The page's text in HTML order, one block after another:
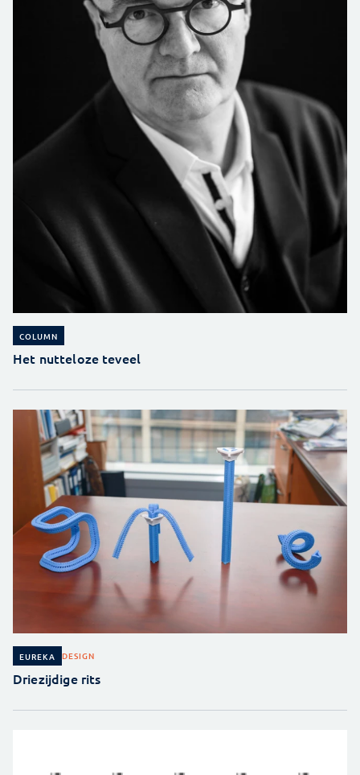
COLUMN
Het nutteloze teveel
EUREKA DESIGN
Driezijdige rits